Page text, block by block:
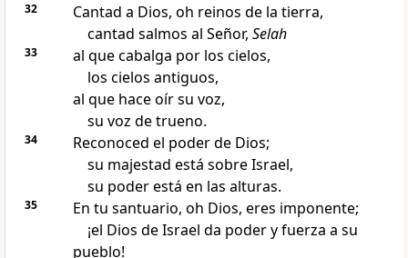
32
Cantad a Dios, oh reinos de la tierra,
cantad salmos al Señor, Selah
33
al que cabalga por los cielos,
los cielos antiguos,
al que hace oír su voz,
su voz de trueno.
34
Reconoced el poder de Dios;
su majestad está sobre Israel,
su poder está en las alturas.
35
En tu santuario, oh Dios, eres imponente;
¡el Dios de Israel da poder y fuerza a su
pueblo!